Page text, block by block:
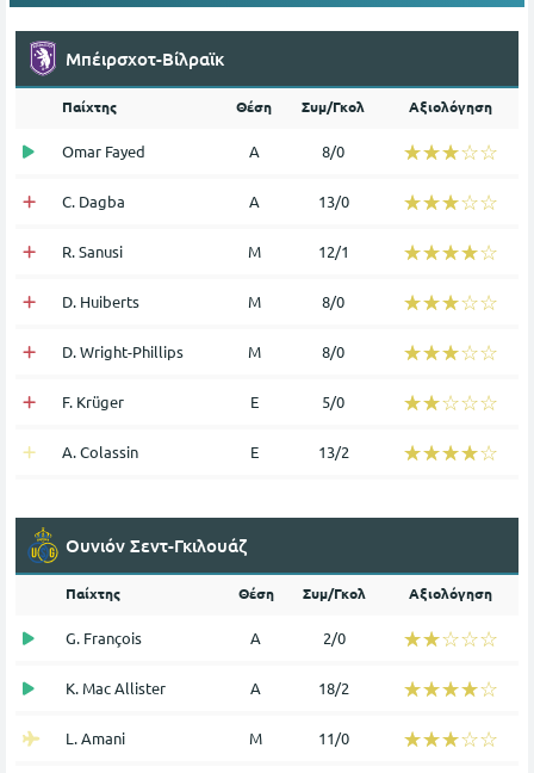
Μπέιρσχοτ-Βίλραϊκ
Παίχτης Θέση Συμ/Γκολ Αξιολόγηση
Omar Fayed Α 8/0 ☆☆☆☆☆
★★★★★
C. Dagba Α 13/0 ☆☆☆☆☆
★★★★★
R. Sanusi Μ 12/1 ☆☆☆☆☆
★★★★★
D. Huiberts Μ 8/0 ☆☆☆☆☆
★★★★★
D. Wright-Phillips Μ 8/0 ☆☆☆☆☆
★★★★★
F. Krüger Ε 5/0 ☆☆☆☆☆
★★★★★
A. Colassin Ε 13/2 ☆☆☆☆☆
★★★★★
Ουνιόν Σεντ-Γκιλουάζ
Παίχτης Θέση Συμ/Γκολ Αξιολόγηση
G. François Α 2/0 ☆☆☆☆☆
★★★★★
K. Mac Allister Α 18/2 ☆☆☆☆☆
★★★★★
L. Amani Μ 11/0 ☆☆☆☆☆
★★★★★